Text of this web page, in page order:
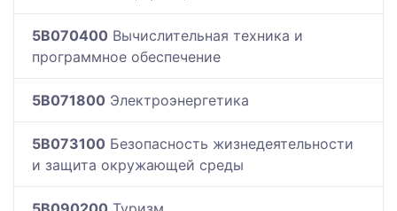
5B070400 Вычислительная техника и
программное обеспечение
5B071800 Электроэнергетика
5B073100 Безопасность жизнедеятельности
и защита окружающей среды